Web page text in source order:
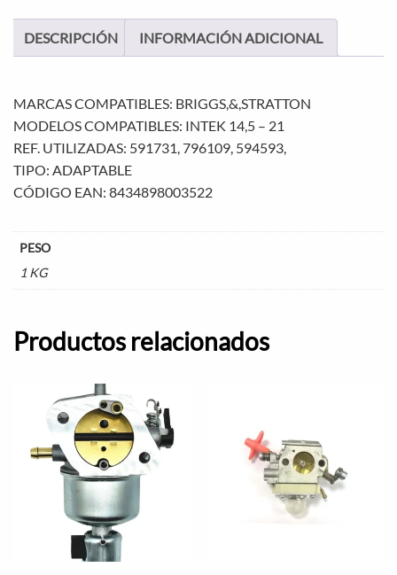
DESCRIPCIÓN INFORMACIÓN ADICIONAL
MARCAS COMPATIBLES: BRIGGS,&,STRATTON
MODELOS COMPATIBLES: INTEK 14,5 – 21
REF. UTILIZADAS: 591731, 796109, 594593,
TIPO: ADAPTABLE
CÓDIGO EAN: 8434898003522
PESO
1 KG
Productos relacionados